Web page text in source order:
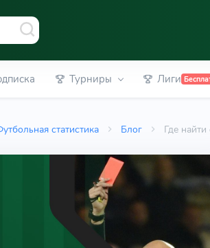
Турниры Лиги
статистика Блог Где